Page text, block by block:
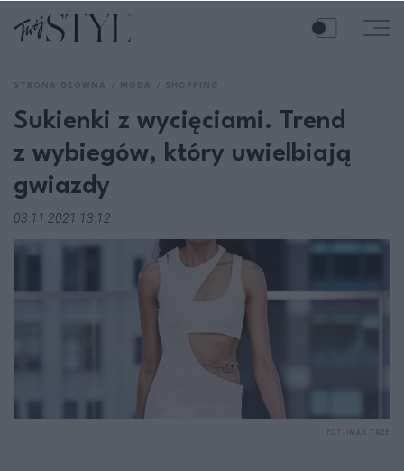
Sukienki z wycięciami. Trend
z wybiegów, który uwielbiają
gwiazdy
03.11.2021 13:12